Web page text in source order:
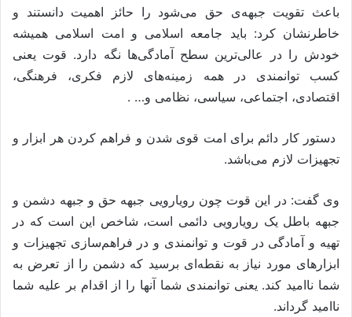
باعث تقویت جبهه‌ی حق می‌شود را حائز اهمیت دانستند و
خاطرنشان کرد: باید جامعه اسلامی و امت اسلامی همیشه
خودش را در عالی‌ترین سطح آمادگی‌ها نگه دارد. قوت یعنی
کسب توانمندی در همه زمینه‌های لازم فکری، فرهنگی،
اقتصادی، اجتماعی، سیاسی، نظامی و… .
دستور کار دائم برای امت قوی شدن و فراهم کردن هر ابزار و
تجهیزات لازم می‌باشد.
وی گفت: در این قوت چون رویارویی جبهه حق و جبهه دشمن و
جبهه باطل یک رویارویی دائمی است، شاخص این است که در
تهیه و آمادگی در قوت و توانمندی و در فراهم‌سازی تجهیزات و
ابزارهای مورد نیاز به نقطه‌ای برسید که دشمن را از تعرض به
شما ناامید کند. یعنی توانمندی شما آنها را از اقدام بر علیه شما
ناامید گرداند.